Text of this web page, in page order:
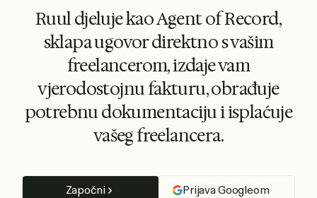
Ruul djeluje kao Agent of Record,
sklapa ugovor direktno s vašim
freelancerom, izdaje vam
vjerodostojnu fakturu, obrađuje
potrebnu dokumentaciju i isplaćuje
vašeg freelancera.
Započni Prijava Googleom